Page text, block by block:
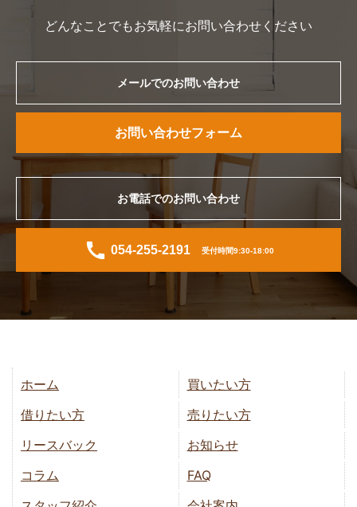
どんなことでもお気軽にお問い合わせください
メールでのお問い合わせ
お問い合わせフォーム
お電話でのお問い合わせ
054-255-2191 受付時間9:30-18:00
ホーム
買いたい方
借りたい方
売りたい方
リースバック
お知らせ
コラム
FAQ